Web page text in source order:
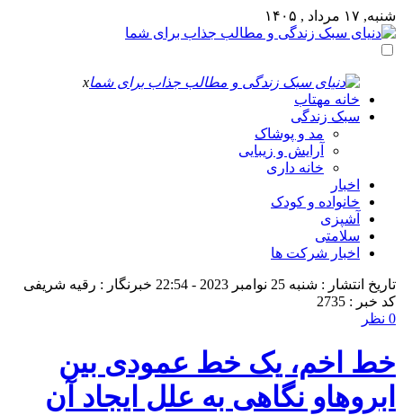
شنبه, ۱۷ مرداد , ۱۴۰۵
x
خانه مهتاب
سبک زندگی
مد و پوشاک
آرایش و زیبایی
خانه داری
اخبار
خانواده و کودک
آشپزی
سلامتی
اخبار شرکت ها
تاریخ انتشار : شنبه 25 نوامبر 2023 - 22:54
خبرنگار : رقیه شریفی
کد خبر : 2735
0 نظر
خط اخم، یک خط عمودی بین
ابروهاو نگاهی به علل ایجاد آن